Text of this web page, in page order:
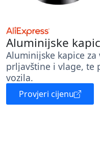
Aluminijske
Aluminijske kapice
prljavštine i vlage, te
vozila.
Provjeri cijenu